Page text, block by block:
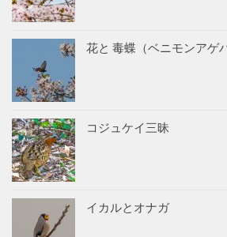
花と 毒蝶（ベニモンアゲハ
コジュケイ三昧
イカルとオナガ